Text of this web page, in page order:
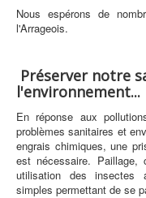
Nous espérons de
l'Arrageois.
Préserver notre
l'environnement...
En réponse aux
problèmes sanitaires et
engrais chimiques, une
est nécessaire. Paillage,
utilisation des insectes
simples permettant de se